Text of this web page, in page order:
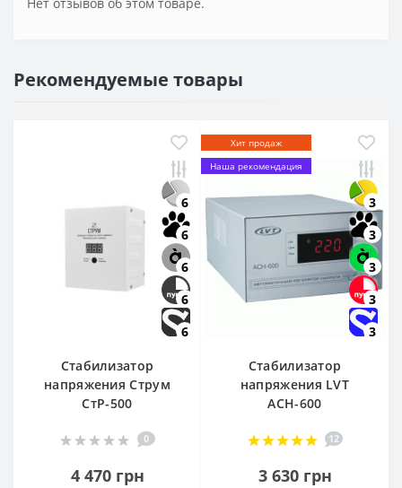
Рекомендуемые товары
6
6
6
6
6
Стабилизатор
напряжения Струм
СтР-500
0
4 470 грн
Хит продаж
Наша рекомендация
3
3
3
3
3
Стабилизатор
напряжения LVT
АСН-600
12
3 630 грн